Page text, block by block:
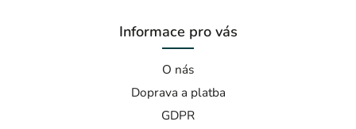
Informace pro vás
O nás
Doprava a platba
GDPR